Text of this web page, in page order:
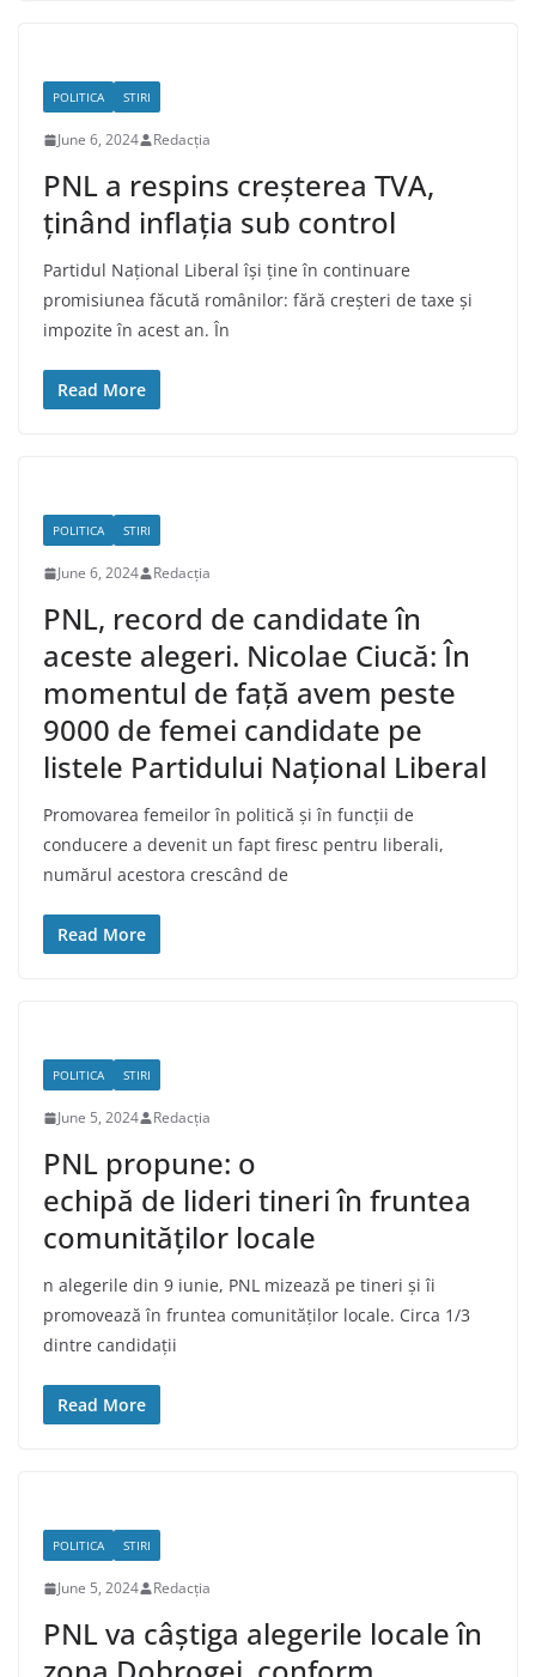
POLITICA STIRI
June 6, 2024 Redacția
PNL a respins creșterea TVA,
ținând inflația sub control
Partidul Național Liberal își ține în continuare
promisiunea făcută românilor: fără creșteri de taxe și
impozite în acest an. În
Read More
POLITICA STIRI
June 6, 2024 Redacția
PNL, record de candidate în
aceste alegeri. Nicolae Ciucă: În
momentul de față avem peste
9000 de femei candidate pe
listele Partidului Național Liberal
Promovarea femeilor în politică și în funcții de
conducere a devenit un fapt firesc pentru liberali,
numărul acestora crescând de
Read More
POLITICA STIRI
June 5, 2024 Redacția
PNL propune: o
echipă de lideri tineri în fruntea
comunităților locale
n alegerile din 9 iunie, PNL mizează pe tineri și îi
promovează în fruntea comunităților locale. Circa 1/3
dintre candidații
Read More
POLITICA STIRI
June 5, 2024 Redacția
PNL va câștiga alegerile locale în